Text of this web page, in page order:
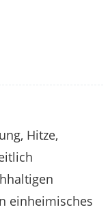
Hitze,
einheimisches